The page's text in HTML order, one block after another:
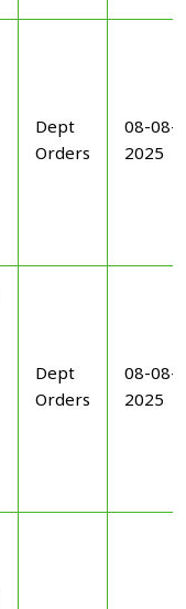
Dept
Orders
08-08-
2025
Dept
Orders
08-08-
2025